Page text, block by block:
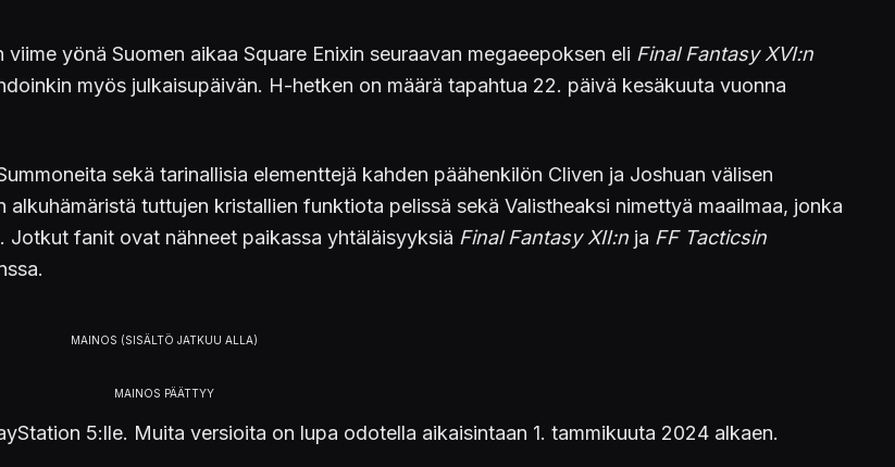
yönä Suomen aikaa Square Enixin seuraavan megaeepoksen eli Final Fantasy XVI:n
myös julkaisupäivän. H-hetken on määrä tapahtua 22. päivä kesäkuuta vuonna
sekä tarinallisia elementtejä kahden päähenkilön Cliven ja Joshuan välisen
tuttujen kristallien funktiota pelissä sekä Valistheaksi nimettyä maailmaa, jonka
Jotkut fanit ovat nähneet paikassa yhtäläisyyksiä Final Fantasy XII:n ja FF Tacticsin
5:lle. Muita versioita on lupa odotella aikaisintaan 1. tammikuuta 2024 alkaen.